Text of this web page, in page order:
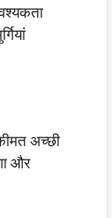
अच्छी
और